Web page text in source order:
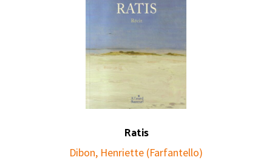
Ratis
Dibon, Henriette (Farfantello)